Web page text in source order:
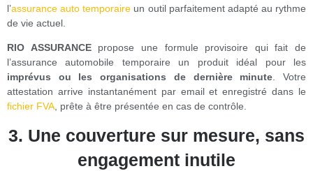
l’assurance auto temporaire un outil parfaitement adapté au rythme
de vie actuel.
RIO ASSURANCEpropose une formule provisoire qui fait de
l’assurance automobile temporaire un produit idéal pour les
imprévus ou les organisations de dernière minute . Votre
attestation arrive instantanément par email et enregistré dans le
fichier FVA , prête à être présentée en cas de contrôle.
3. Une couverture sur mesure, sans
engagement inutile